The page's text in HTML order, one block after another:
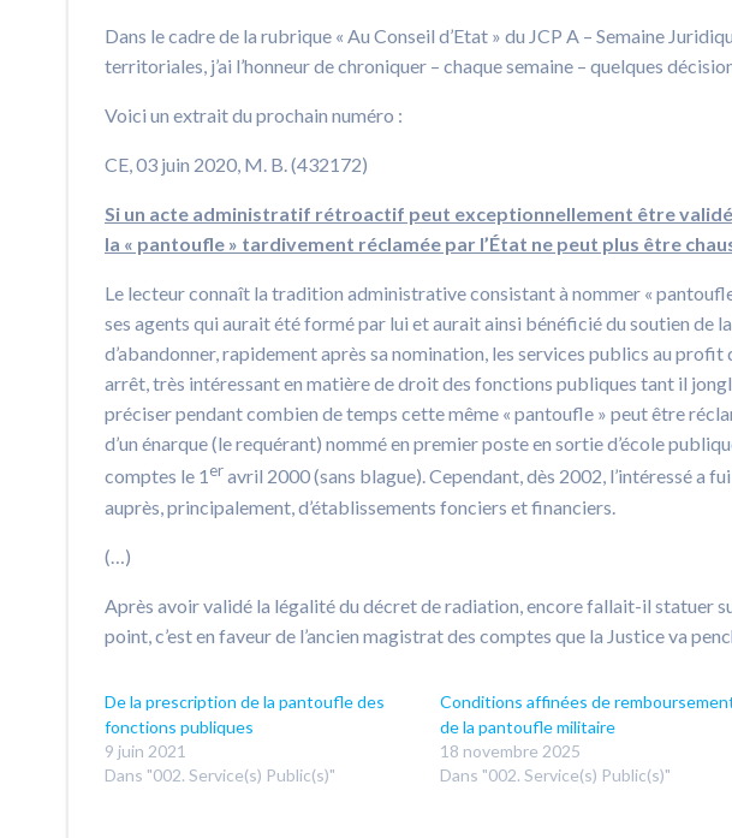
Dans le cadre de la rubrique « Au Conseil d’Etat » du JCP A – Semaine
territoriales, j’ai l’honneur de chroniquer – chaque semaine – quelques
Voici un extrait du prochain numéro :
CE, 03 juin 2020, M. B. (432172)
Si un acte administratif rétroactif peut exceptionnellement être
la « pantoufle » tardivement réclamée par l’État ne peut plus être
Le lecteur connaît la tradition administrative consistant à nommer « pantoufle
ses agents qui aurait été formé par lui et aurait ainsi bénéficié du soutien de
d’abandonner, rapidement après sa nomination, les services publics au
arrêt, très intéressant en matière de droit des fonctions publiques tant il
préciser pendant combien de temps cette même « pantoufle » peut être
d’un énarque (le requérant) nommé en premier poste en sortie d’école
comptes le 1eravril 2000 (sans blague). Cependant, dès 2002, l’intéressé a
auprès, principalement, d’établissements fonciers et financiers.
(…)
Après avoir validé la légalité du décret de radiation, encore fallait-il statuer
point, c’est en faveur de l’ancien magistrat des comptes que la Justice va
De la prescription de la pantoufle des
fonctions publiques
9 juin 2021
Dans "002. Service(s) Public(s)"
Conditions affinées de
de la pantoufle militaire
18 novembre 2025
Dans "002. Service(s) Public(s)"